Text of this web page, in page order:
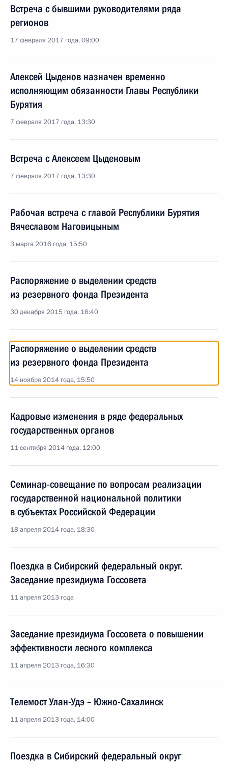
Встреча с бывшими руководителями ряда
регионов
17 февраля 2017 года, 09:00
Алексей Цыденов назначен временно
исполняющим обязанности Главы Республики
Бурятия
7 февраля 2017 года, 13:30
Встреча с Алексеем Цыденовым
7 февраля 2017 года, 13:30
Рабочая встреча с главой Республики Бурятия
Вячеславом Наговицыным
3 марта 2016 года, 15:50
Распоряжение о выделении средств
из резервного фонда Президента
30 декабря 2015 года, 16:40
Распоряжение о выделении средств
из резервного фонда Президента
14 ноября 2014 года, 15:50
Кадровые изменения в ряде федеральных
государственных органов
11 сентября 2014 года, 12:00
Семинар-совещание по вопросам реализации
государственной национальной политики
в субъектах Российской Федерации
18 апреля 2014 года, 18:30
Поездка в Сибирский федеральный округ.
Заседание президиума Госсовета
11 апреля 2013 года
Заседание президиума Госсовета о повышении
эффективности лесного комплекса
11 апреля 2013 года, 16:30
Телемост Улан-Удэ – Южно-Сахалинск
11 апреля 2013 года, 14:00
Поездка в Сибирский федеральный округ